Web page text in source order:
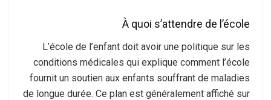
À quoi s’attendre de l’école
L’école de l’enfant doit avoir une politique sur les
conditions médicales qui explique comment l’école
fournit un soutien aux enfants souffrant de maladies
de longue durée. Ce plan est généralement affiché sur